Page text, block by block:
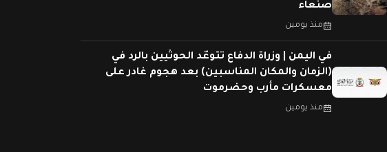
صنعاء
منذ يومين
في اليمن | وزراة الدفاع تتوعّد الحوثيين بالرد في
(الزمان والمكان المناسبين) بعد هجوم غادر على
معسكرات مأرب وحضرموت
منذ يومين